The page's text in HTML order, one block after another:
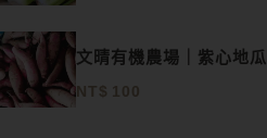
文晴有機農場｜紫心地瓜
NT$ 100